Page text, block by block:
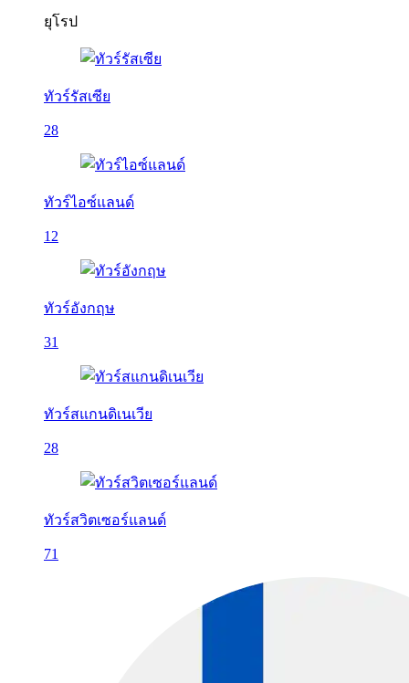
ยุโรป
ทัวร์รัสเซีย
28
ทัวร์ไอซ์แลนด์
12
ทัวร์อังกฤษ
31
ทัวร์สแกนดิเนเวีย
28
ทัวร์สวิตเซอร์แลนด์
71